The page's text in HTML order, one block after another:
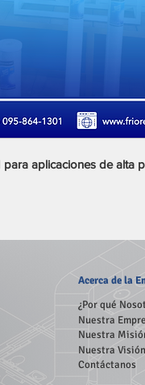
aplicaciones de alta
Acercade la
¿Por qué
Nuestra
Nuestra
Nuestra Visión
Contáctanos